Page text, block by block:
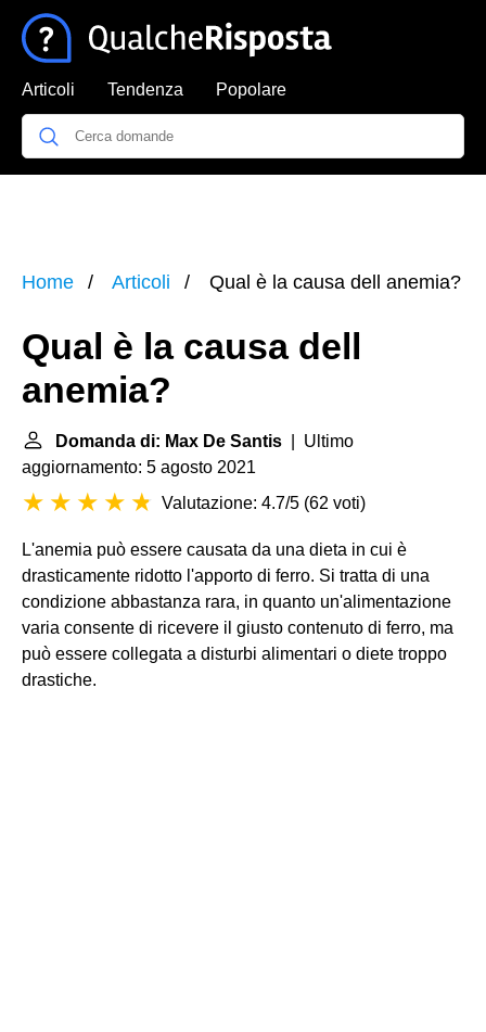
Articoli Tendenza Popolare
Home Articoli Qual è la causa dell anemia?
Qual è la causa dell
anemia?
Domanda di: Max De Santis | Ultimo
aggiornamento: 5 agosto 2021
Valutazione: 4.7/5 (62 voti)
L'anemia può essere causata da una dieta in cui è
drasticamente ridotto l'apporto di ferro. Si tratta di una
condizione abbastanza rara, in quanto un'alimentazione
varia consente di ricevere il giusto contenuto di ferro, ma
può essere collegata a disturbi alimentari o diete troppo
drastiche.